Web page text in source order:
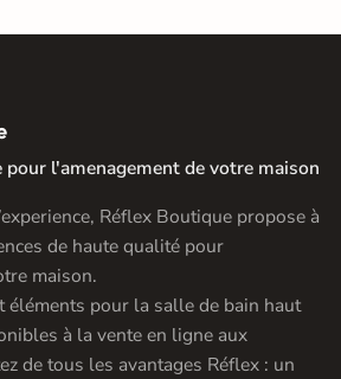
pour l'amenagement de votre maison
Réflex Boutique propose à
de haute qualité pour
maison.
éléments pour la salle de bain haut
à la vente en ligne aux
de tous les avantages Réflex : un